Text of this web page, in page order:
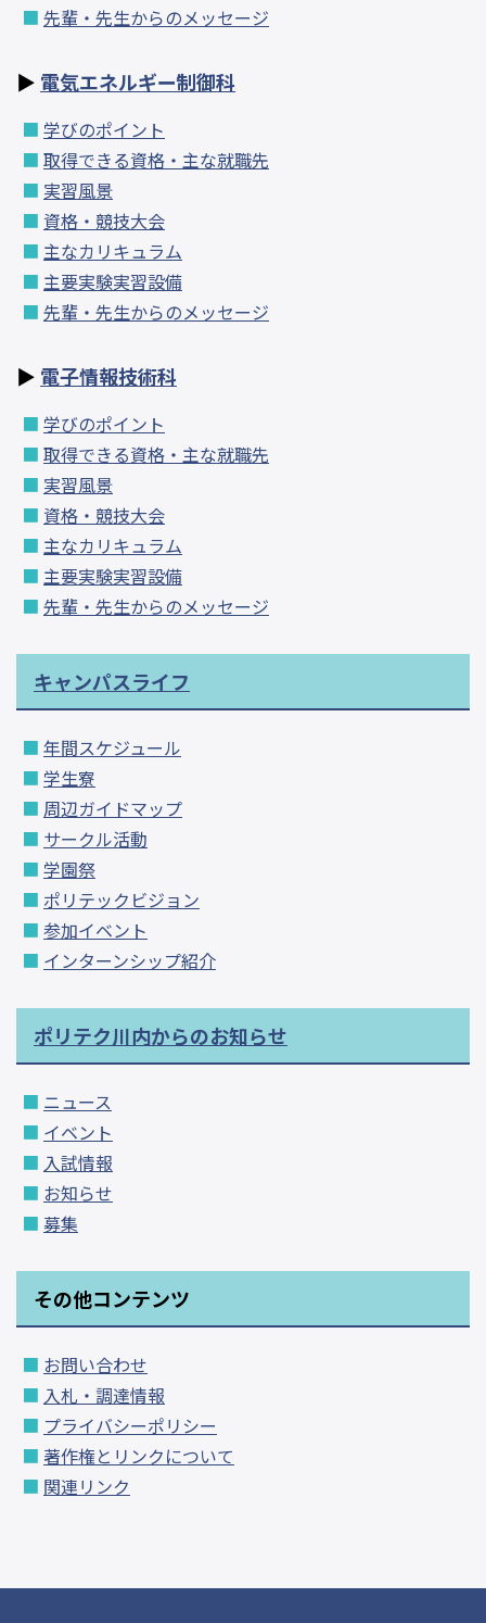
先輩・先生からのメッセージ
電気エネルギー制御科
学びのポイント
取得できる資格・主な就職先
実習風景
資格・競技大会
主なカリキュラム
主要実験実習設備
先輩・先生からのメッセージ
電子情報技術科
学びのポイント
取得できる資格・主な就職先
実習風景
資格・競技大会
主なカリキュラム
主要実験実習設備
先輩・先生からのメッセージ
キャンパスライフ
年間スケジュール
学生寮
周辺ガイドマップ
サークル活動
学園祭
ポリテックビジョン
参加イベント
インターンシップ紹介
ポリテク川内からのお知らせ
ニュース
イベント
入試情報
お知らせ
募集
その他コンテンツ
お問い合わせ
入札・調達情報
プライバシーポリシー
著作権とリンクについて
関連リンク